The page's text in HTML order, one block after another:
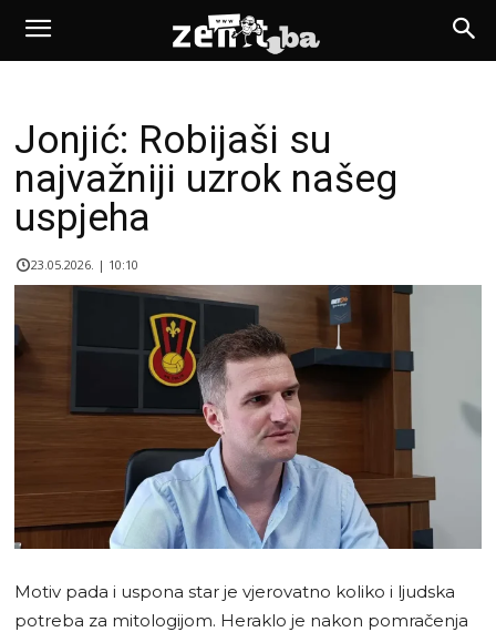
Jonjić: Robijaši su
najvažniji uzrok našeg
uspjeha
23.05.2026. | 10:10
Motiv pada i uspona star je vjerovatno koliko i ljudska
potreba za mitologijom. Heraklo je nakon pomračenja